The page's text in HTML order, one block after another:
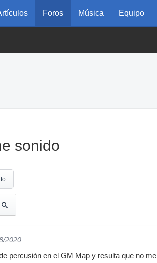
Foros Música Equipo
sonido
2020
percusión en el GM Map y resulta que no me